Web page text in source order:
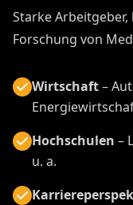
Starke
Forschung von
Wirtschaft–
Hochschulen –
u. a.